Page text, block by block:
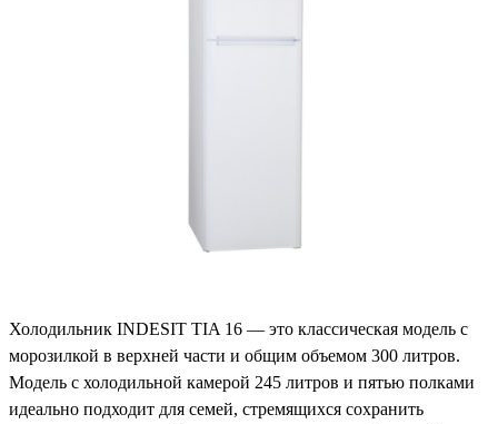
Холодильник INDESIT TIA 16 — это классическая модель с
морозилкой в верхней части и общим объемом 300 литров.
Модель с холодильной камерой 245 литров и пятью полками
идеально подходит для семей, стремящихся сохранить